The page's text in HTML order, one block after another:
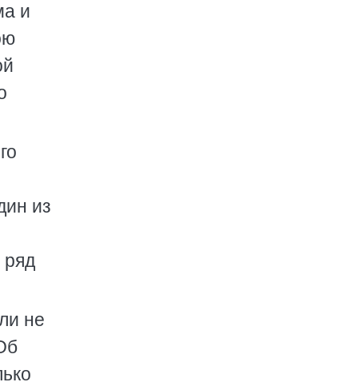
и
из
ряд
не